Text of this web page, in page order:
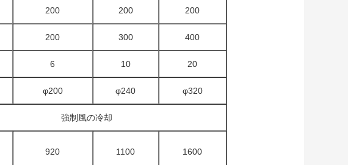
200 200 200
200 300 400
6 10 20
φ200 φ240 φ320
強制風の冷却
920 1100 1600